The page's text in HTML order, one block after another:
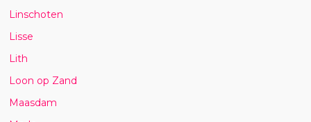
Linschoten
Lisse
Lith
Loon op Zand
Maasdam